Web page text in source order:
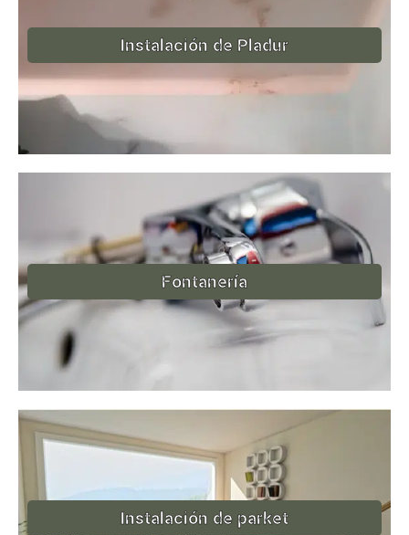
Instalación de Pladur
Fontanería
Instalación de parket